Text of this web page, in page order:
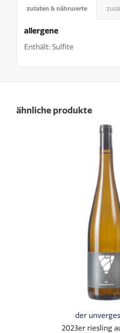
zutaten & nährwerte
allergene
Enthält: Sulfite
ähnliche produkte
der
2023er riesling